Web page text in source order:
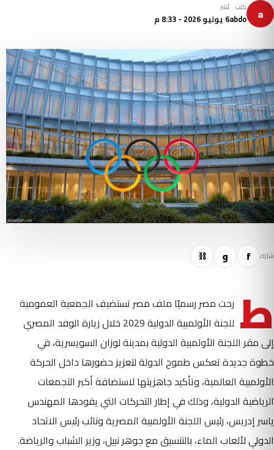
a كتب
abdo
نُشر
6 يوليو 2026 - 8:33 م
شارك f و ⛓
ط رحت مصر رسميًا ملف مصر تستضيف الجمعية العمومية
للجنة الأولمبية الدولية 2029 خلال زيارة الوفد المصري
إلى مقر اللجنة الأولمبية الدولية بمدينة لوزان السويسرية، في
خطوة جديدة تعكس طموح الدولة لتعزيز حضورها داخل الحركة
الأولمبية العالمية، وتأكيد جاهزيتها لاستضافة أكبر التجمعات
الرياضية الدولية، وذلك في إطار التحركات التي يقودها المهندس
ياسر إدريس، رئيس اللجنة الأولمبية المصرية ونائب رئيس الاتحاد
الدولي لألعاب الماء، بالتنسيق مع جوهر نبيل، وزير الشباب والرياضة.